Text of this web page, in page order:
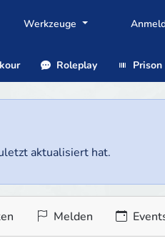
Werkzeuge
Roleplay Prison
aktualisiert hat.
Melden